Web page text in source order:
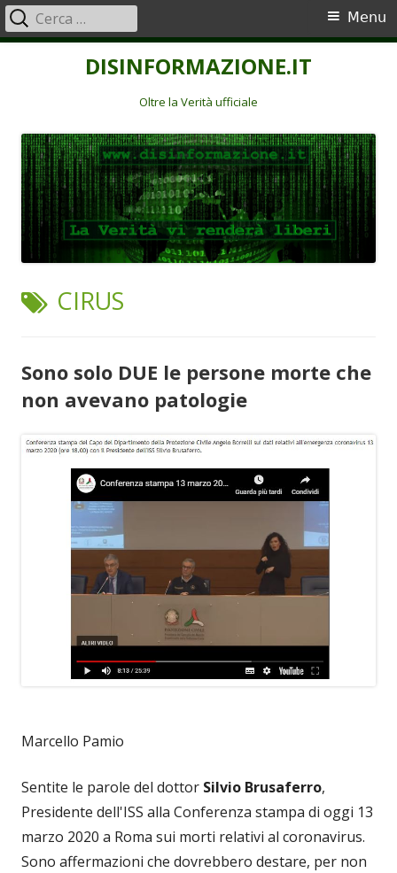
DISINFORMAZIONE.IT
Oltre la Verità ufficiale
Menu
principale
Menu
Ricerca
per:
TAG:
CIRUS
Sono solo DUE le persone morte che
non avevano patologie
Marcello Pamio
Sentite le parole del dottor Silvio Brusaferro,
Presidente dell'ISS alla Conferenza stampa di oggi 13
marzo 2020 a Roma sui morti relativi al coronavirus.
Sono affermazioni che dovrebbero destare, per non